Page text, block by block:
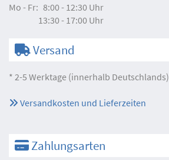
Mo - Fr: 8:00 - 12:30 Uhr
13:30 - 17:00 Uhr
Versand
* 2-5 Werktage (innerhalb Deutschlands)
Versandkosten und Lieferzeiten
Zahlungsarten